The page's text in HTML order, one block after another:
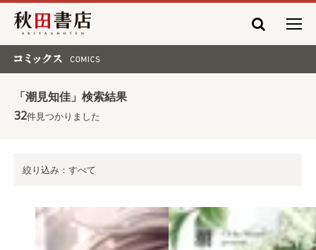
秋田書店
「潮見知佳」検索結果
32件見つかりました
絞り込み：すべて